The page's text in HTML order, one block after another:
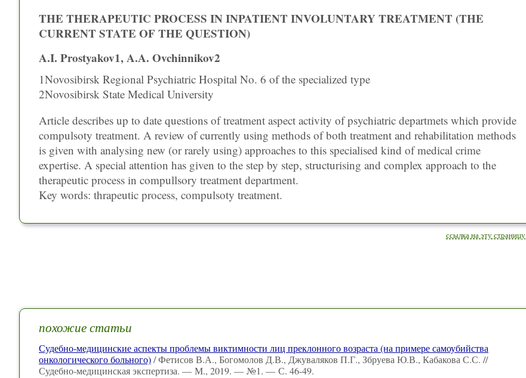
THE THERAPEUTIC PROCESS IN INPATIENT INVOLUNTARY TREATMENT (THE
CURRENT STATE OF THE QUESTION)
A.I. Prostyakov1, A.A. Ovchinnikov2
1Novosibirsk Regional Psychiatric Hospital No. 6 of the specialized type
2Novosibirsk State Medical University
Article describes up to date questions of treatment aspect activity of psychiatric departmets which provide
compulsoty treatment. A review of currently using methods of both treatment and rehabilitation methods
is given with analysing new (or rarely using) approaches to this specialised kind of medical crime
expertise. A special attention has given to the step by step, structurising and complex approach to the
therapeutic process in compullsory treatment department.
Key words: thrapeutic process, compulsoty treatment.
ссылка на эту страницу
похожие статьи
Судебно-медицинские аспекты проблемы виктимности лиц преклонного возраста (на примере самоубийства
онкологического больного)/ Фетисов В.А., Богомолов Д.В., Джуваляков П.Г., Збруева Ю.В., Кабакова С.С. //
Судебно-медицинская экспертиза. — М., 2019. — №1. — С. 46-49.